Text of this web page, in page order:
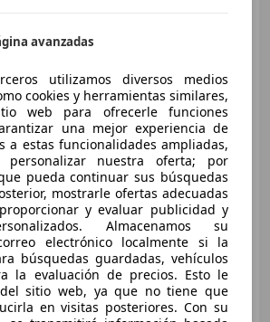
€ 34.400
Súper oferta
km Diésel 142 kW (193 CV)
avanzadas
utilizamos diversos medios
cookies y herramientas similares,
web para ofrecerle funciones
una mejor experiencia de
a estas funcionalidades ampliadas,
personalizar nuestra oferta; por
pueda continuar sus búsquedas
mostrarle ofertas adecuadas
y evaluar publicidad y
Almacenamos su
electrónico localmente si la
búsquedas guardadas, vehículos
la evaluación de precios. Esto le
sitio web, ya que no tiene que
en visitas posteriores. Con su